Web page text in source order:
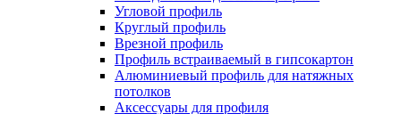
Угловой профиль
Круглый профиль
Врезной профиль
Профиль встраиваемый в гипсокартон
Алюминиевый профиль для натяжных
потолков
Аксессуары для профиля